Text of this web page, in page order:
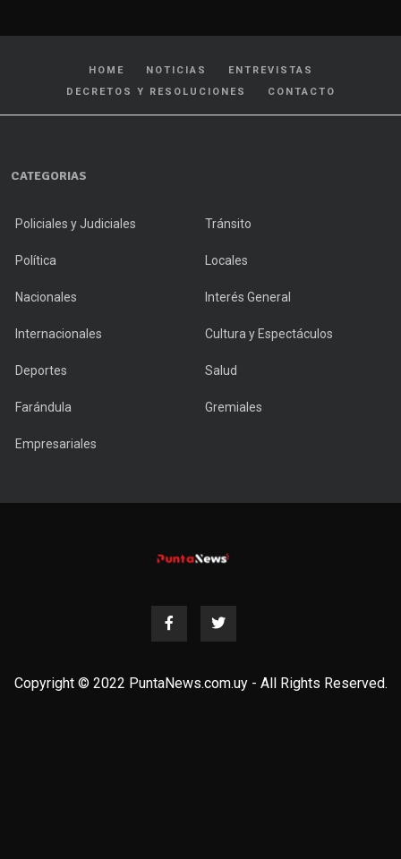
HOME NOTICIAS
ENTREVISTAS
DECRETOS Y RESOLUCIONES
CONTACTO
CATEGORIAS
Policiales y Judiciales Tránsito
Política Locales
Nacionales Interés General
Internacionales Cultura y Espectáculos
Deportes Salud
Farándula Gremiales
Empresariales
Copyright © 2022 PuntaNews.com.uy - All Rights Reserved.